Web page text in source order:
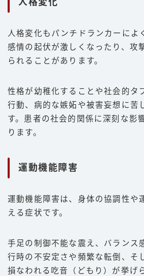
人格変化もパンチドランカーによ
感情の起伏が激しくなったり、攻
られることがあります。
性格が幼稚化することや社会的タ
行動、病的な嫉妬や被害妄想に苦
す。患者の社会的関係に深刻な影
ります。
運動機能障害
運動機能障害は、身体の協調性や
える症状です。
手足の制御不能な震え、バランス
行時の不安定さや頻繁な転倒、そ
損なわれる吃音（どもり）が挙げ